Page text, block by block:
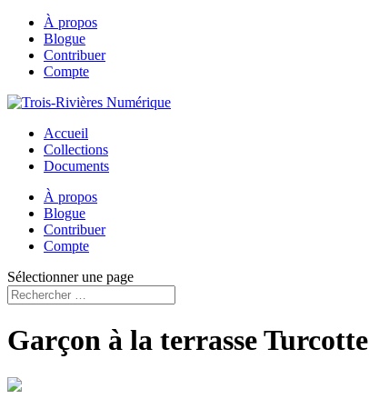
À propos
Blogue
Contribuer
Compte
Accueil
Collections
Documents
À propos
Blogue
Contribuer
Compte
Sélectionner une page
Garçon à la terrasse Turcotte